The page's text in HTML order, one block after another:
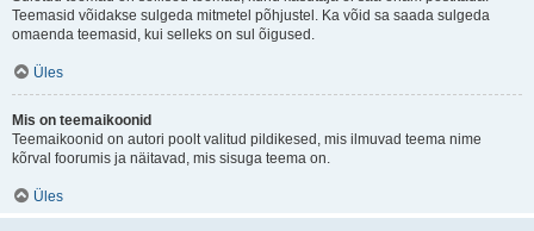
Teemasid võidakse sulgeda mitmetel põhjustel. Ka võid sa saada sulgeda
omaenda teemasid, kui selleks on sul õigused.
Üles
Mis on teemaikoonid
Teemaikoonid on autori poolt valitud pildikesed, mis ilmuvad teema nime
kõrval foorumis ja näitavad, mis sisuga teema on.
Üles